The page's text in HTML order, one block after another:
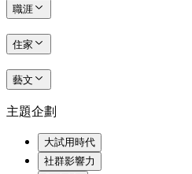
職涯
住家
藝文
主題企劃
大試用時代
社群影響力